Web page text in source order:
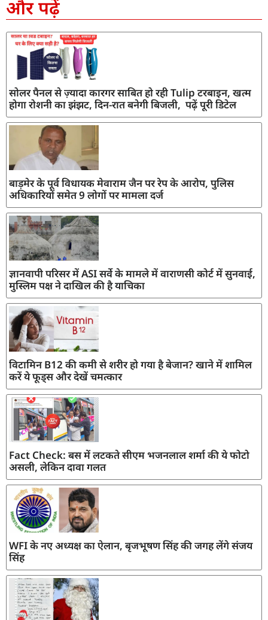
और पढ़ें
सोलर पैनल से ज़्यादा कारगर साबित हो रही Tulip टरबाइन, खत्म
होगा रोशनी का झंझट, दिन-रात बनेगी बिजली, पढ़ें पूरी डिटेल
बाड़मेर के पूर्व विधायक मेवाराम जैन पर रेप के आरोप, पुलिस
अधिकारियों समेत 9 लोगों पर मामला दर्ज
ज्ञानवापी परिसर में ASI सर्वे के मामले में वाराणसी कोर्ट में सुनवाई,
मुस्लिम पक्ष ने दाखिल की है याचिका
विटामिन B12 की कमी से शरीर हो गया है बेजान? खाने में शामिल
करें ये फूड्स और देखें चमत्कार
Fact Check: बस में लटकते सीएम भजनलाल शर्मा की ये फोटो
असली, लेकिन दावा गलत
WFI के नए अध्यक्ष का ऐलान, बृजभूषण सिंह की जगह लेंगे संजय
सिंह